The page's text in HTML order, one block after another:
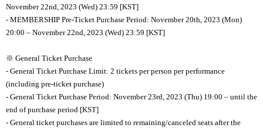
November 22nd, 2023 (Wed) 23:59 [KST]
- MEMBERSHIP Pre-Ticket Purchase Period: November 20th, 2023 (Mon)
20:00 – November 22nd, 2023 (Wed) 23:59 [KST]
※ General Ticket Purchase
- General Ticket Purchase Limit: 2 tickets per person per performance
(including pre-ticket purchase)
- General Ticket Purchase Period: November 23rd, 2023 (Thu) 19:00 – until the
end of purchase period [KST]
- General ticket purchases are limited to remaining/canceled seats after the